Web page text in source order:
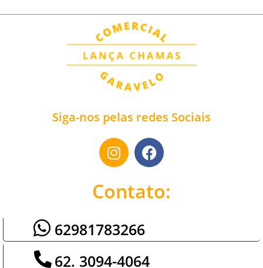
Siga-nos pelas redes Sociais
Contato:
62981783266
62. 3094-4064